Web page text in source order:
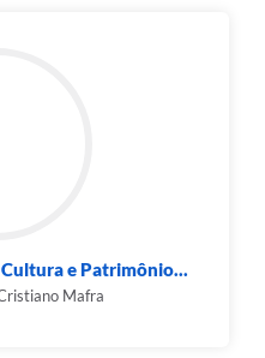
e Patrimônio...
Mafra